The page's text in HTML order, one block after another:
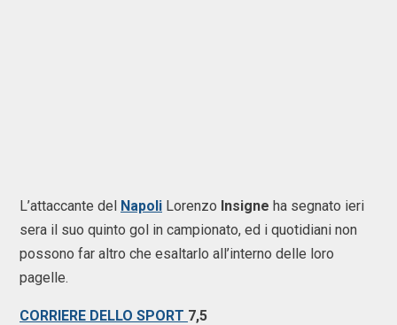
L’attaccante del Napoli Lorenzo Insigne ha segnato ieri
sera il suo quinto gol in campionato, ed i quotidiani non
possono far altro che esaltarlo all’interno delle loro
pagelle.
CORRIERE DELLO SPORT 7,5